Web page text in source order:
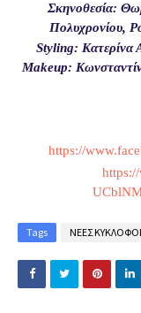
Σκηνοθεσία:
Πολυχρονίου,
Styling: Κατερίνα
Makeup:
https://
Tags ΝΕΕΣ